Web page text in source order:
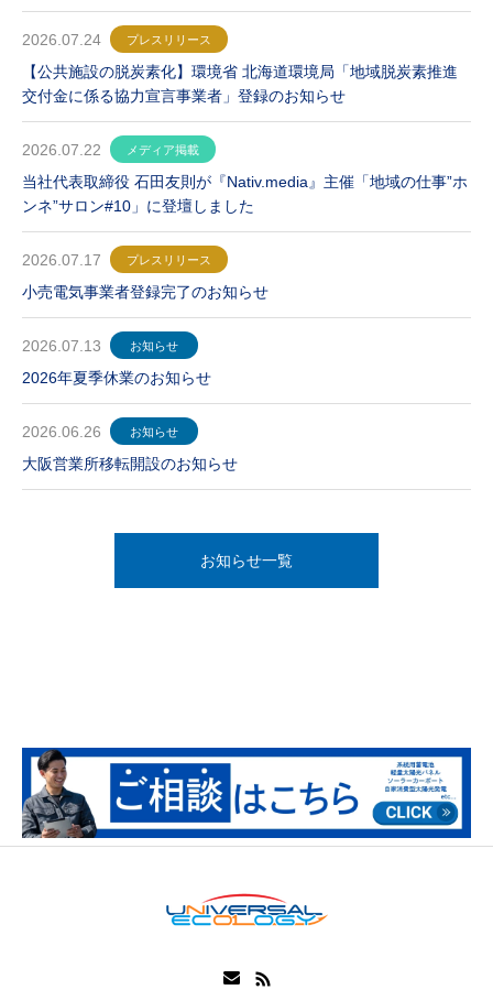
2026.07.24 プレスリリース
【公共施設の脱炭素化】環境省 北海道環境局「地域脱炭素推進
交付金に係る協力宣言事業者」登録のお知らせ
2026.07.22 メディア掲載
当社代表取締役 石田友則が『Nativ.media』主催「地域の仕事”ホ
ンネ”サロン#10」に登壇しました
2026.07.17 プレスリリース
小売電気事業者登録完了のお知らせ
2026.07.13 お知らせ
2026年夏季休業のお知らせ
2026.06.26 お知らせ
大阪営業所移転開設のお知らせ
お知らせ一覧